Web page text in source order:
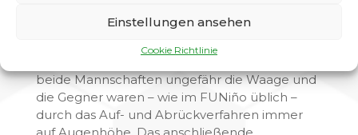
Einstellungen ansehen
Cookie Richtlinie
trotz des Gewusels wurde darauf geachtet,
dass die Corona-Maßnahmen eingehalten
beide Mannschaften ungefähr die Waage und
die Gegner waren – wie im FUNiño üblich –
durch das Auf- und Abrückverfahren immer